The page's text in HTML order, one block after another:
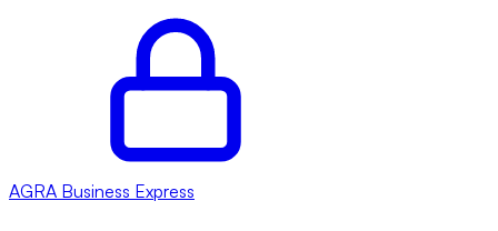
AGRA Business Express